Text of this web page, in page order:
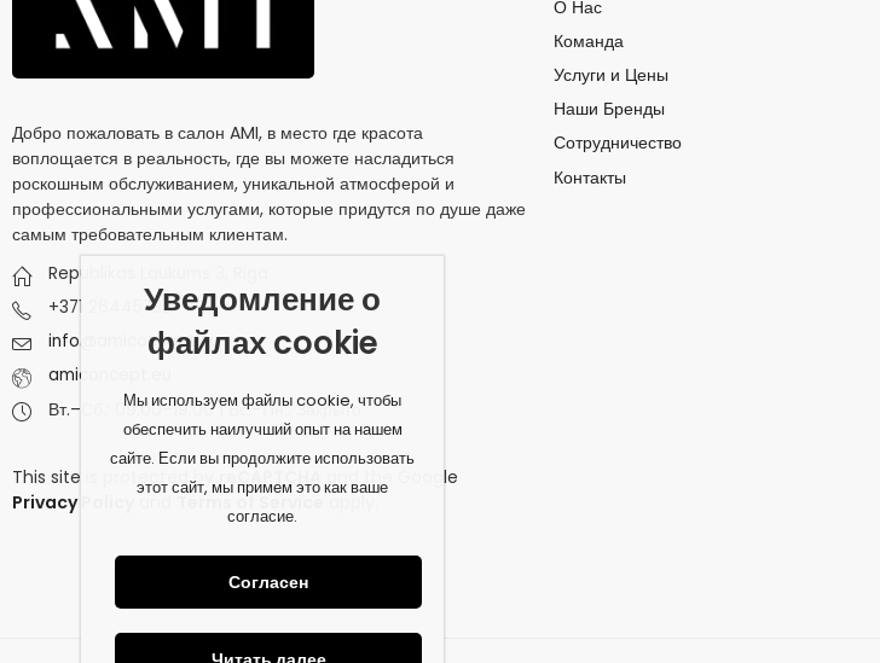
Добро пожаловать в салон AMI, в место где красота
воплощается в реальность, где вы можете насладиться
роскошным обслуживанием, уникальной атмосферой и
профессиональными услугами, которые придутся по душе даже
самым требовательным клиентам.
Republikas Laukums 3, Riga
+371 26445732
info@amiconcept.eu
amiconcept.eu
Вт.–Сб.: 09:00–19:00 | Вс.–Пн.: Закрыто
This site is protected by
and the Google
Privacy Policy
Terms of Service
О Нас
Команда
Услуги и Цены
Наши Бренды
Сотрудничество
Контакты
Уведомление о
файлах cookie
Мы используем файлы cookie, чтобы
обеспечить наилучший опыт на нашем
сайте. Если вы продолжите использовать
этот сайт, мы примем это как ваше
согласие.
Согласен